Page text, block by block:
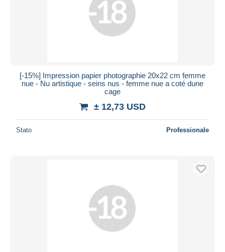
[-15%] Impression papier photographie 20x22 cm femme
nue - Nu artistique - seins nus - femme nue a coté dune
cage
± 12,73 USD
Stato Professionale